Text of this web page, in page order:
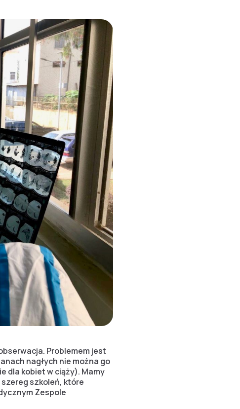
Problemem jest
nagłych nie można go
dla kobiet w ciąży). Mamy
szkoleń, które
Zespole